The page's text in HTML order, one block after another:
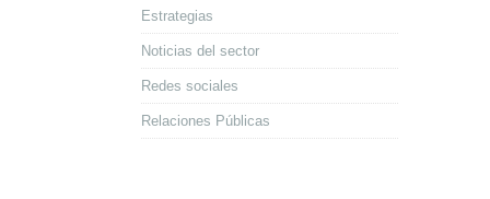
Estrategias
Noticias del sector
Redes sociales
Relaciones Públicas